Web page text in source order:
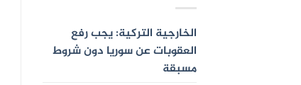
الخارجية التركية: يجب رفع
العقوبات عن سوريا دون شروط
مسبقة